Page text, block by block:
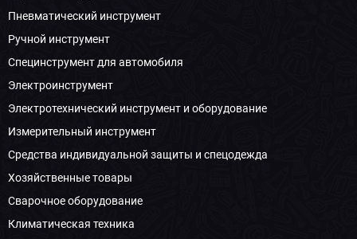
Пневматический инструмент
Ручной инструмент
Специнструмент для автомобиля
Электроинструмент
Электротехнический инструмент и оборудование
Измерительный инструмент
Средства индивидуальной защиты и спецодежда
Хозяйственные товары
Сварочное оборудование
Климатическая техника